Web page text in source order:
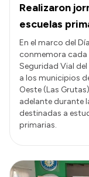
Realizaron
escuelas
En el marco del
conmemora cada
Seguridad Vial
a los municipios
Oeste (Las
adelante durante
destinadas a
primarias.